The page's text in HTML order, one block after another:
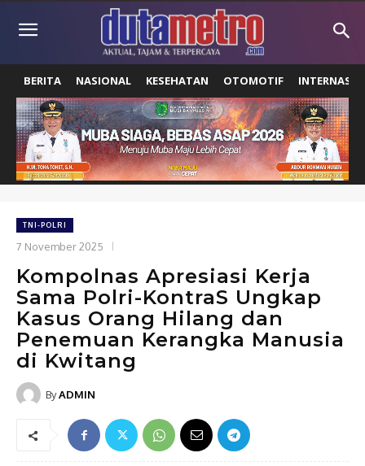
BERITA NASIONAL KESEHATAN OTOMOTIF
TNI-POLRI
7 November 2025
Kompolnas Apresiasi Kerja
Sama Polri-KontraS Ungkap
Kasus Orang Hilang dan
Penemuan Kerangka Manusia
di Kwitang
ByADMIN